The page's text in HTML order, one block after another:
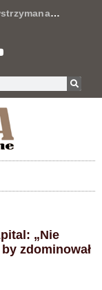
…
„Nie
zdominował